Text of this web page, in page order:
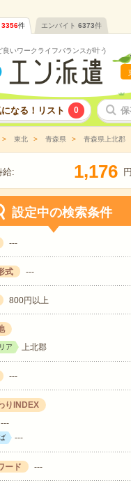
3356件 エンバイト 6373件
良いワークライフバランスが叶う
なる！リスト 0
東北 青森県 青森県上北郡
給: 1,176 円
設定中の検索条件
---
式 ---
800円以上
ア 上北郡
---
りINDEX
---
---
ード ---